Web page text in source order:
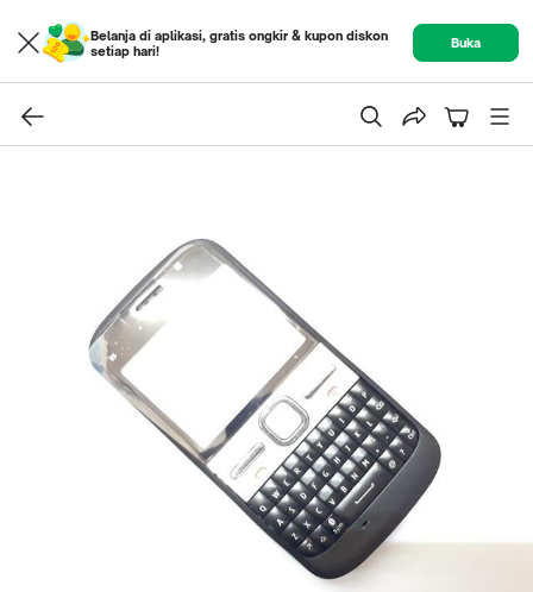
Belanja di aplikasi, gratis ongkir & kupon diskon
setiap hari!
Buka